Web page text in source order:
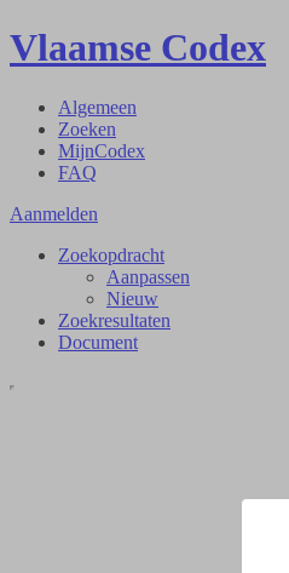
Vlaamse Codex
Algemeen
Zoeken
MijnCodex
FAQ
Aanmelden
Zoekopdracht
Aanpassen
Nieuw
Zoekresultaten
Document